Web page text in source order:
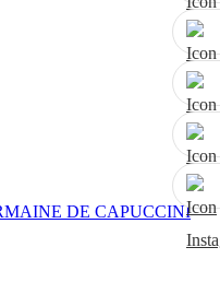
DE CAPUCCINI